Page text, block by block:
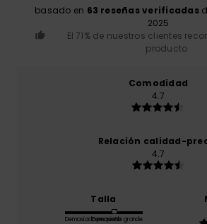
basado en 63 reseñas verificadas
2025
El 71% de nuestros clientes
producto
Comodidad
4.7
Relación calidad-
4.7
Talla
Demasiado pequeño
Demasiado grande